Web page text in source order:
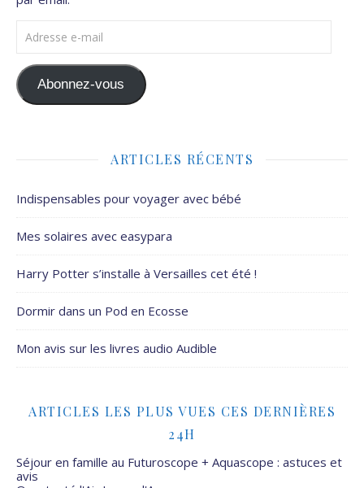
Adresse e-mail
Abonnez-vous
ARTICLES RÉCENTS
Indispensables pour voyager avec bébé
Mes solaires avec easypara
Harry Potter s’installe à Versailles cet été !
Dormir dans un Pod en Ecosse
Mon avis sur les livres audio Audible
ARTICLES LES PLUS VUES CES DERNIÈRES
24H
Séjour en famille au Futuroscope + Aquascope : astuces et
avis